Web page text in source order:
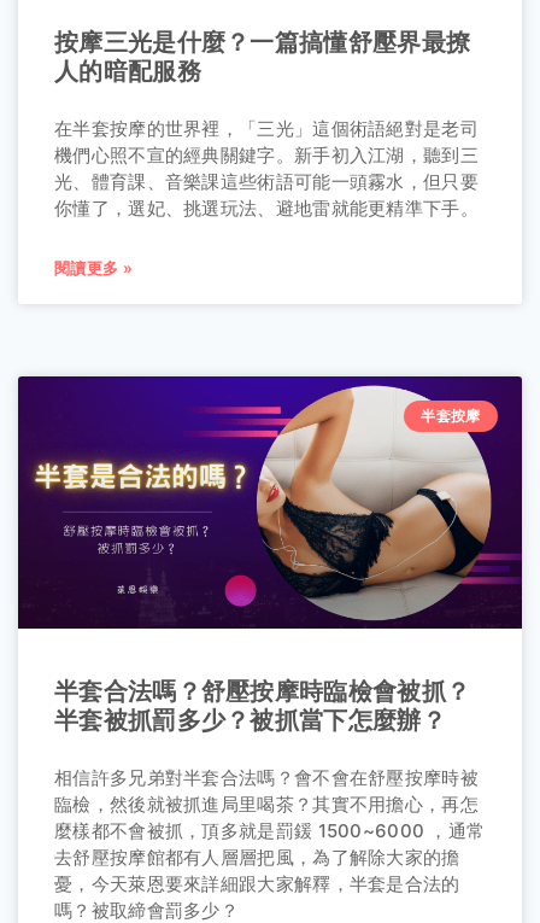
按摩三光是什麼？一篇搞懂舒壓界最撩
人的暗配服務
在半套按摩的世界裡，「三光」這個術語絕對是老司
機們心照不宣的經典關鍵字。新手初入江湖，聽到三
光、體育課、音樂課這些術語可能一頭霧水，但只要
你懂了，選妃、挑選玩法、避地雷就能更精準下手。
閱讀更多 »
半套按摩
半套合法嗎？舒壓按摩時臨檢會被抓？
半套被抓罰多少？被抓當下怎麼辦？
相信許多兄弟對半套合法嗎？會不會在舒壓按摩時被
臨檢，然後就被抓進局里喝茶？其實不用擔心，再怎
麼樣都不會被抓，頂多就是罰鍰 1500~6000 ，通常
去舒壓按摩館都有人層層把風，為了解除大家的擔
憂，今天萊恩要來詳細跟大家解釋，半套是合法的
嗎？被取締會罰多少？